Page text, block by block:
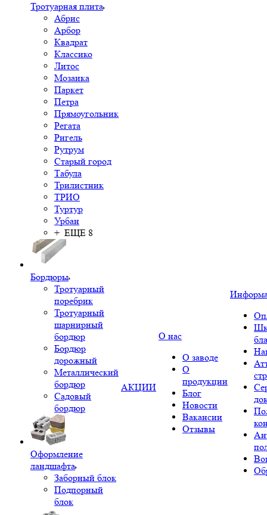
Тротуарная плита
Абрис
Арбор
Квадрат
Классико
Литос
Мозаика
Паркет
Петра
Прямоугольник
Регата
Ригель
Рутрум
Старый город
Табула
Трилистник
ТРИО
Туртур
Урбан
+ ЕЩЕ 8
Бордюры
Тротуарный
поребрик
Тротуарный
шарнирный
бордюр
Бордюр
дорожный
Металлический
бордюр
Садовый
бордюр
Оформление
ландшафта
Заборный блок
Подпорный
блок
АКЦИИ
О нас
О заводе
О
продукции
Блог
Новости
Вакансии
Отзывы